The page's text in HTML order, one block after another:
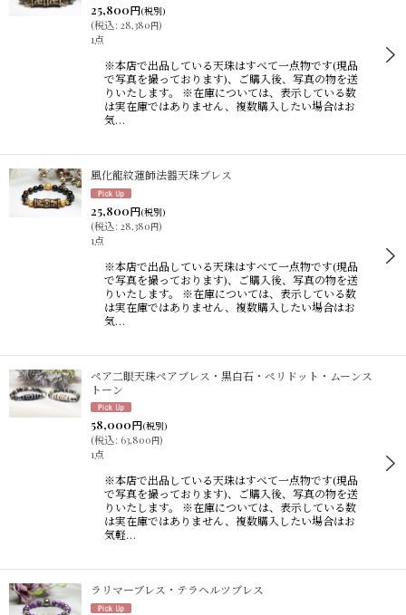
25,800円(税別)
(税込: 28,380円)
1点
※本店で出品している天珠はすべて一点物です(現品
で写真を撮っております)、ご購入後、写真の物を送
りいたします。 ※在庫については、表示している数
は実在庫ではありません、複数購入したい場合はお
気…
風化龍紋蓮師法器天珠ブレス
25,800円(税別)
(税込: 28,380円)
1点
※本店で出品している天珠はすべて一点物です(現品
で写真を撮っております)、ご購入後、写真の物を送
りいたします。 ※在庫については、表示している数
は実在庫ではありません、複数購入したい場合はお
気…
ペア二眼天珠ペアブレス・黒白石・ペリドット・ムーンス
トーン
58,000円(税別)
(税込: 63,800円)
1点
※本店で出品している天珠はすべて一点物です(現品
で写真を撮っております)、ご購入後、写真の物を送
りいたします。 ※在庫については、表示している数
は実在庫ではありません、複数購入したい場合はお
気軽…
ラリマーブレス・テラヘルツブレス